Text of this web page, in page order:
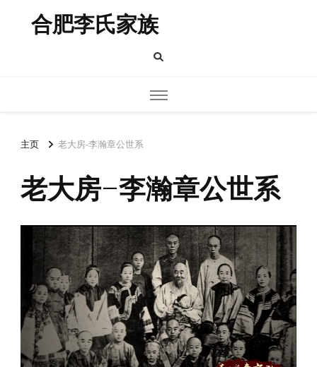
合肥李氏家族
主页 老大房-李瀚章公世系
老大房-李瀚章公世系